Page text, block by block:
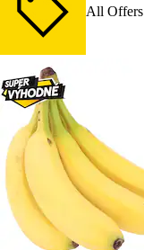
All Offers